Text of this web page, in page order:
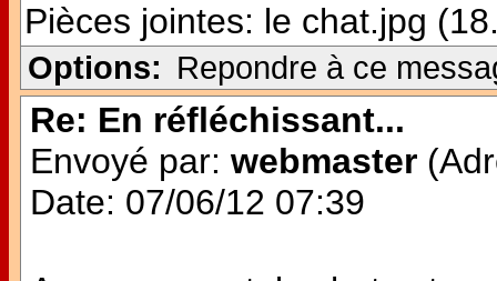
Pièces jointes: le chat.jpg
Options: Repondre à ce
Re: En réfléchissant...
Envoyé par: webmaster
Date: 07/06/12 07:39